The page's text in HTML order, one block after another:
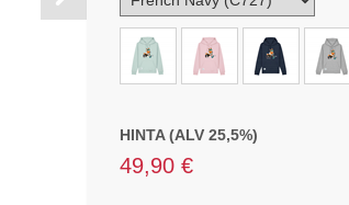
HINTA (ALV 25,5%)
49,90 €